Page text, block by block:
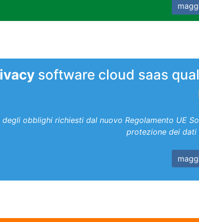
software cloud saas
degli obblighi richiesti dal nuovo Regolamento UE
protezione dei dati